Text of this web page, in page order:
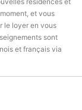
et vous
le loyer en vous
sont
et français via